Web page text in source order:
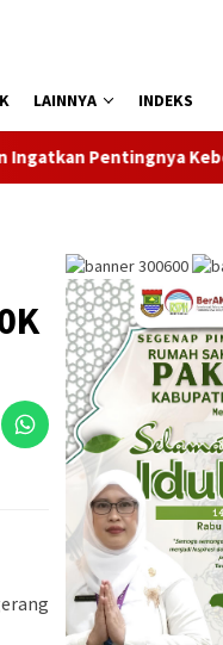
LAINNYA INDEKS
Kebersamaan